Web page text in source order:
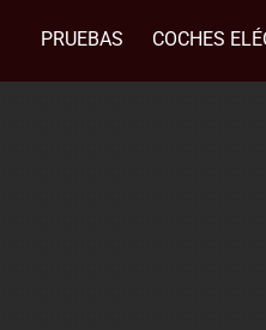
PRUEBAS COCHES